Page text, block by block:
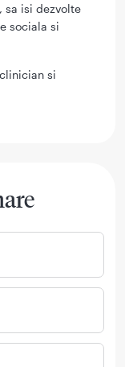
sa isi dezvolte
sociala si
si